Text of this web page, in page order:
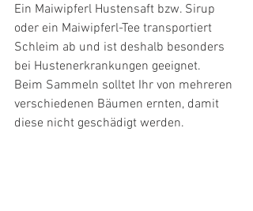
Ein Maiwipferl Hustensaft bzw. Sirup
oder ein Maiwipferl-Tee transportiert
Schleim ab und ist deshalb besonders
bei Hustenerkrankungen geeignet.
Beim Sammeln solltet Ihr von mehreren
verschiedenen Bäumen ernten, damit
diese nicht geschädigt werden.